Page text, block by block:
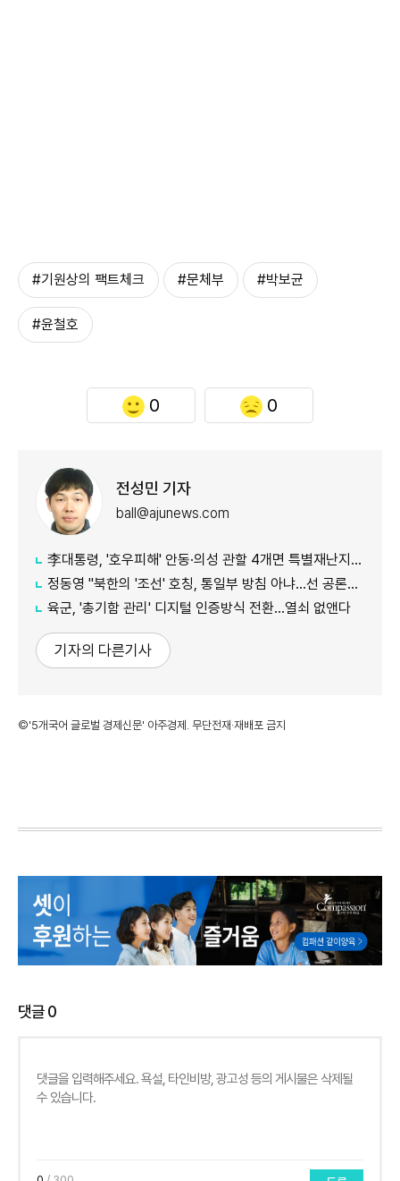
#기원상의 팩트체크 #문체부 #박보균
#윤철호
0 0
전성민 기자
ball@ajunews.com
李대통령, '호우피해' 안동·의성 관할 4개면 특별재난지역 선포
정동영 "북한의 '조선' 호칭, 통일부 방침 아냐...선 공론화 먼저"
육군, '총기함 관리' 디지털 인증방식 전환…열쇠 없앤다
기자의 다른기사
©'5개국어 글로벌 경제신문' 아주경제. 무단전재·재배포 금지
댓글0